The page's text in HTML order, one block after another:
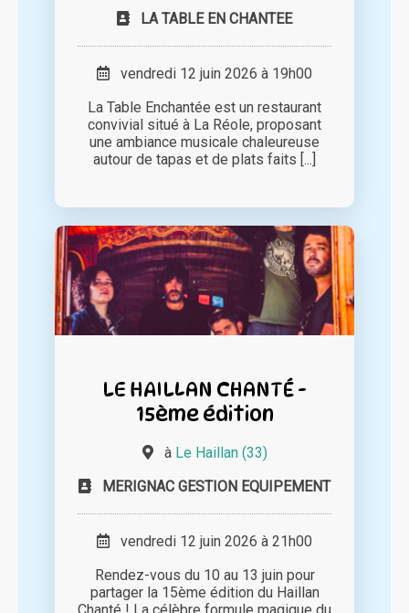
LA TABLE EN CHANTEE
vendredi 12 juin 2026 à 19h00
La Table Enchantée est un restaurant
convivial situé à La Réole, proposant
une ambiance musicale chaleureuse
autour de tapas et de plats faits [...]
LE HAILLAN CHANTÉ -
15ème édition
à Le Haillan (33)
MERIGNAC GESTION EQUIPEMENT
vendredi 12 juin 2026 à 21h00
Rendez-vous du 10 au 13 juin pour
partager la 15ème édition du Haillan